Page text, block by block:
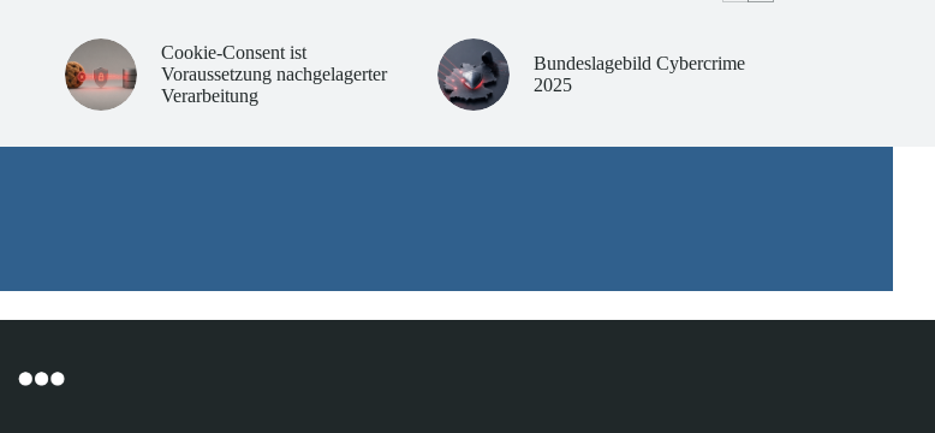
Cookie-Consent ist
Voraussetzung nachgelagerter
Verarbeitung
Bundeslagebild Cybercrime
2025